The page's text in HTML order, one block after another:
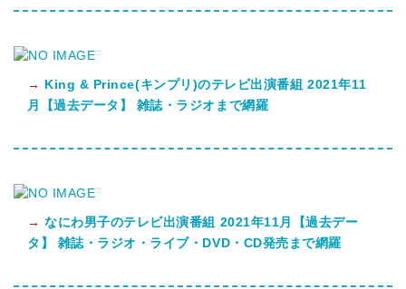
→ King & Prince(キンプリ)のテレビ出演番組 2021年11
月【過去データ】 雑誌・ラジオまで網羅
→ なにわ男子のテレビ出演番組 2021年11月【過去デー
タ】 雑誌・ラジオ・ライブ・DVD・CD発売まで網羅